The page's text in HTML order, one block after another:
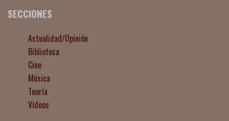
SECCIONES
Actualidad/Opinión
Biblioteca
Cine
Música
Teoría
Vídeos